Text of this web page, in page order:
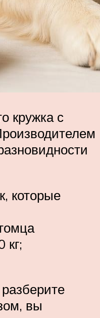
кружка с
которые
кг;
вы